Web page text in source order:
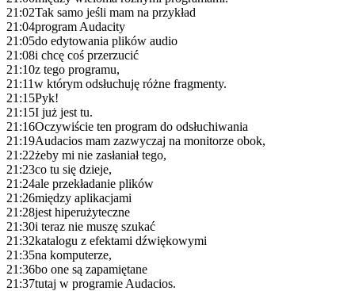
21:02Tak samo jeśli mam na przykład
21:04program Audacity
21:05do edytowania plików audio
21:08i chcę coś przerzucić
21:10z tego programu,
21:11w którym odsłuchuję różne fragmenty.
21:15Pyk!
21:15I już jest tu.
21:16Oczywiście ten program do odsłuchiwania
21:19Audacios mam zazwyczaj na monitorze obok,
21:22żeby mi nie zasłaniał tego,
21:23co tu się dzieje,
21:24ale przekładanie plików
21:26między aplikacjami
21:28jest hiperużyteczne
21:30i teraz nie muszę szukać
21:32katalogu z efektami dźwiękowymi
21:35na komputerze,
21:36bo one są zapamiętane
21:37tutaj w programie Audacios.